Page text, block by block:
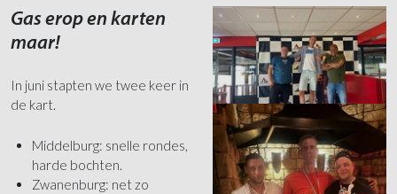
Gas erop en karten
maar!
In juni stapten we twee keer in
de kart.
Middelburg: snelle rondes,
harde bochten.
Zwanenburg: net zo